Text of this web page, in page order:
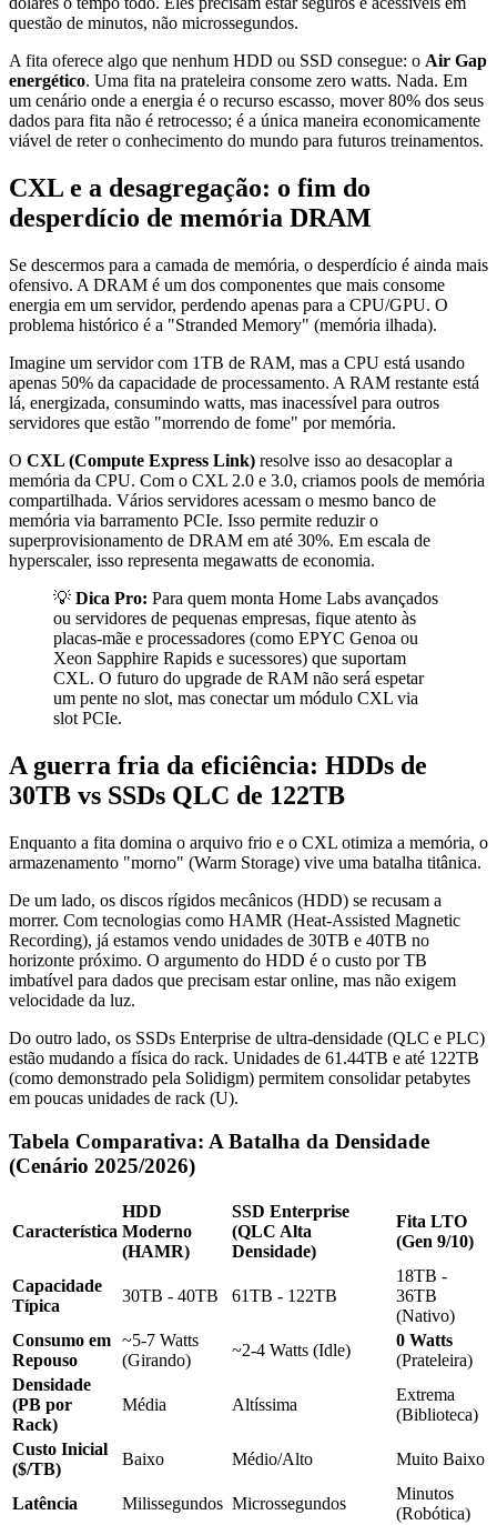
questão de minutos, não microssegundos.
A fita oferece algo que nenhum HDD ou SSD consegue: o Air Gap
energético. Uma fita na prateleira consome zero watts. Nada. Em
um cenário onde a energia é o recurso escasso, mover 80% dos seus
dados para fita não é retrocesso; é a única maneira economicamente
viável de reter o conhecimento do mundo para futuros treinamentos.
CXL e a desagregação: o fim do
desperdício de memória DRAM
Se descermos para a camada de memória, o desperdício é ainda mais
ofensivo. A DRAM é um dos componentes que mais consome
energia em um servidor, perdendo apenas para a CPU/GPU. O
problema histórico é a "Stranded Memory" (memória ilhada).
Imagine um servidor com 1TB de RAM, mas a CPU está usando
apenas 50% da capacidade de processamento. A RAM restante está
lá, energizada, consumindo watts, mas inacessível para outros
servidores que estão "morrendo de fome" por memória.
O CXL (Compute Express Link) resolve isso ao desacoplar a
memória da CPU. Com o CXL 2.0 e 3.0, criamos pools de memória
compartilhada. Vários servidores acessam o mesmo banco de
memória via barramento PCIe. Isso permite reduzir o
superprovisionamento de DRAM em até 30%. Em escala de
hyperscaler, isso representa megawatts de economia.
💡 Dica Pro: Para quem monta Home Labs avançados
ou servidores de pequenas empresas, fique atento às
placas-mãe e processadores (como EPYC Genoa ou
Xeon Sapphire Rapids e sucessores) que suportam
CXL. O futuro do upgrade de RAM não será espetar
um pente no slot, mas conectar um módulo CXL via
slot PCIe.
A guerra fria da eficiência: HDDs de
30TB vs SSDs QLC de 122TB
Enquanto a fita domina o arquivo frio e o CXL otimiza a memória, o
armazenamento "morno" (Warm Storage) vive uma batalha titânica.
De um lado, os discos rígidos mecânicos (HDD) se recusam a
morrer. Com tecnologias como HAMR (Heat-Assisted Magnetic
Recording), já estamos vendo unidades de 30TB e 40TB no
horizonte próximo. O argumento do HDD é o custo por TB
imbatível para dados que precisam estar online, mas não exigem
velocidade da luz.
Do outro lado, os SSDs Enterprise de ultra-densidade (QLC e PLC)
estão mudando a física do rack. Unidades de 61.44TB e até 122TB
(como demonstrado pela Solidigm) permitem consolidar petabytes
em poucas unidades de rack (U).
Tabela Comparativa: A Batalha da Densidade
(Cenário 2025/2026)
Característica
HDD
Moderno
(HAMR)
SSD Enterprise
(QLC Alta
Densidade)
Fita LTO
(Gen 9/10)
Capacidade
Típica
30TB - 40TB 61TB - 122TB
18TB -
36TB
(Nativo)
Consumo em
Repouso
~5-7 Watts
(Girando)
~2-4 Watts (Idle)
0 Watts
(Prateleira)
Densidade
(PB por
Rack)
Média Altíssima
Extrema
(Biblioteca)
Custo Inicial
($/TB)
Baixo Médio/Alto Muito Baixo
Latência Milissegundos Microssegundos
Minutos
(Robótica)